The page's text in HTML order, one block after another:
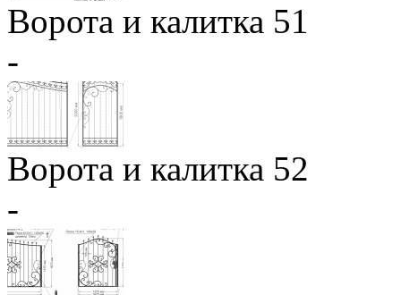
Ворота и калитка 51
-
Ворота и калитка 52
-